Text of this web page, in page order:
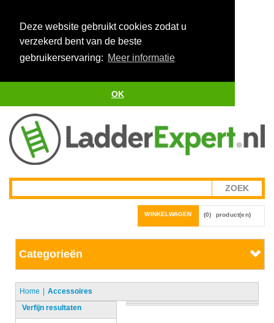
Deze website gebruikt cookies zodat u
verzekerd bent van de beste
gebruikerservaring: Meer informatie
OK
WINKELWAGEN (0) product(en)
Categorieën
Home
Accessoires
Verfijn resultaten